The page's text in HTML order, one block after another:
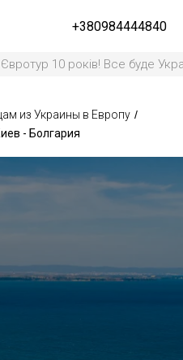
+380984444840
років! Все буде Україна!
из Украины в Европу /
- Болгария